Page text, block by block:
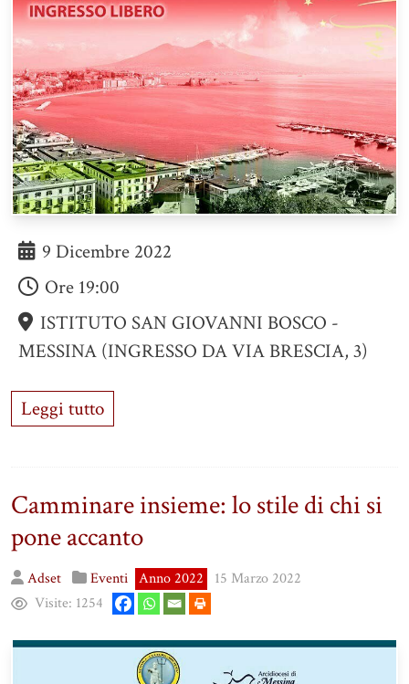
9 Dicembre 2022
Ore 19:00
ISTITUTO SAN GIOVANNI BOSCO -
MESSINA (INGRESSO DA VIA BRESCIA, 3)
Leggi tutto
Camminare insieme: lo stile di chi si
pone accanto
Adset Eventi Anno 2022
15 Marzo 2022
Visite: 1254